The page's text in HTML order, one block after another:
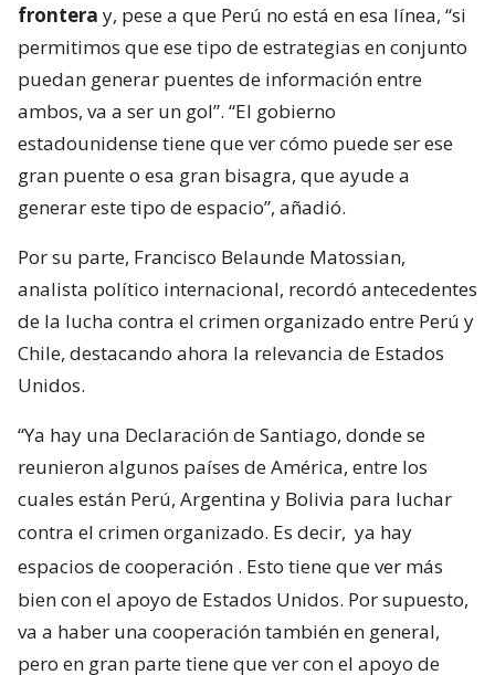
frontera y, pese a que Perú no está en esa línea, “si
permitimos que ese tipo de estrategias en conjunto
puedan generar puentes de información entre
ambos, va a ser un gol”. “El gobierno
estadounidense tiene que ver cómo puede ser ese
gran puente o esa gran bisagra, que ayude a
generar este tipo de espacio”, añadió.
Por su parte, Francisco Belaunde Matossian,
analista político internacional, recordó antecedentes
de la lucha contra el crimen organizado entre Perú y
Chile, destacando ahora la relevancia de Estados
Unidos.
“Ya hay una Declaración de Santiago, donde se
reunieron algunos países de América, entre los
cuales están Perú, Argentina y Bolivia para luchar
contra el crimen organizado. Es decir, ya hay
espacios de cooperación . Esto tiene que ver más
bien con el apoyo de Estados Unidos. Por supuesto,
va a haber una cooperación también en general,
pero en gran parte tiene que ver con el apoyo de